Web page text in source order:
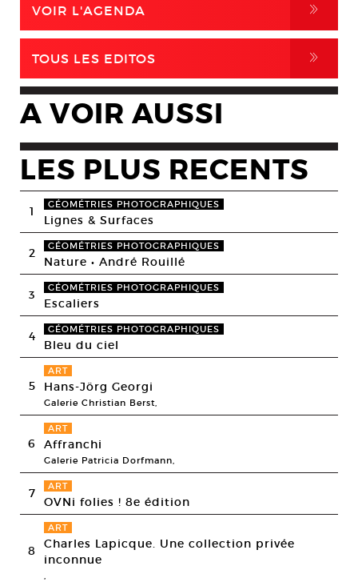
VOIR L'AGENDA ,
TOUS LES EDITOS ,
A VOIR AUSSI
LES PLUS RECENTS
1 GÉOMÉTRIES PHOTOGRAPHIQUES
Lignes & Surfaces
2 GÉOMÉTRIES PHOTOGRAPHIQUES
Nature • André Rouillé
3 GÉOMÉTRIES PHOTOGRAPHIQUES
Escaliers
4 GÉOMÉTRIES PHOTOGRAPHIQUES
Bleu du ciel
5
ART
Hans-Jörg Georgi
Galerie Christian Berst,
6
ART
Affranchi
Galerie Patricia Dorfmann,
7 ART
OVNi folies ! 8e édition
8
ART
Charles Lapicque. Une collection privée
inconnue
,